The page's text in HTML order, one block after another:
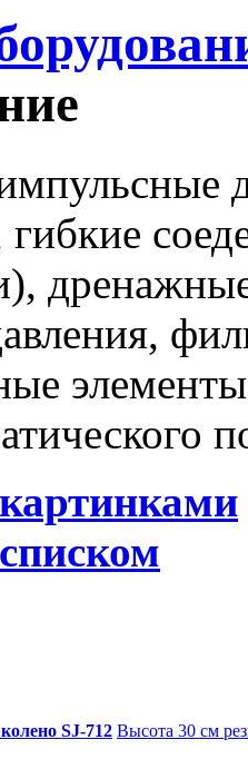
гибкие
SJ-712 Высота 30 см